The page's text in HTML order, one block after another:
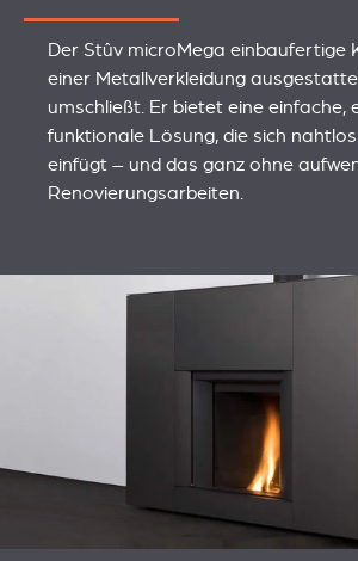
Der Stûv microMega einbaufertige
einer Metallverkleidung
umschließt. Er bietet eine einfache,
funktionale Lösung, die sich
einfügt – und das ganz ohne
Renovierungsarbeiten.